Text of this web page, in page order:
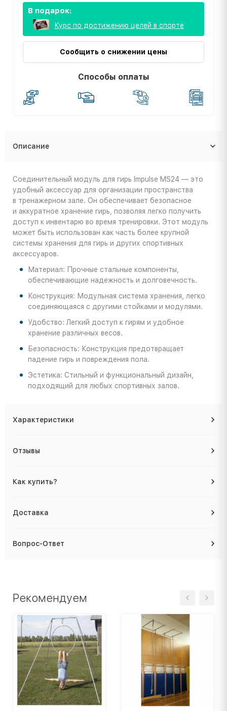
В подарок:
Курс по достижению целей в спорте
Сообщить о снижении цены
Способы оплаты
Описание
Соединительный модуль для гирь Impulse MS24 — это
удобный аксессуар для организации пространства
в тренажерном зале. Он обеспечивает безопасное
и аккуратное хранение гирь, позволяя легко получить
доступ к инвентарю во время тренировки. Этот модуль
может быть использован как часть более крупной
системы хранения для гирь и других спортивных
аксессуаров.
Материал: Прочные стальные компоненты,
обеспечивающие надежность и долговечность.
Конструкция: Модульная система хранения, легко
соединяющаяся с другими стойками и модулями.
Удобство: Легкий доступ к гирям и удобное
хранение различных весов.
Безопасность: Конструкция предотвращает
падение гирь и повреждения пола.
Эстетика: Стильный и функциональный дизайн,
подходящий для любых спортивных залов.
Характеристики
Отзывы
Как купить?
Доставка
Вопрос-Ответ
Рекомендуем